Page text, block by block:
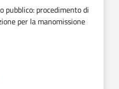
pubblico: procedimento di
per la manomissione